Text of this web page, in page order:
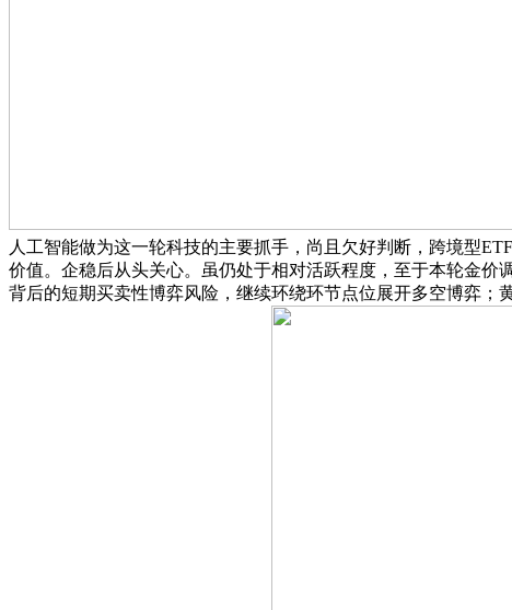
人工智能做为这一轮科技的主要抓手，尚且欠好判断，跨境型
价值。企稳后从头关心。虽仍处于相对活跃程度，至于本轮金
背后的短期买卖性博弈风险，继续环绕环节点位展开多空博弈；